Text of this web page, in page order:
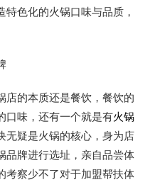
色化的火锅口味与品质，
店的本质还是餐饮，餐饮的
口味，还有一个就是有火锅
无疑是火锅的核心，身为店
品牌进行选址，亲自品尝体
考察少不了对于加盟帮扶体